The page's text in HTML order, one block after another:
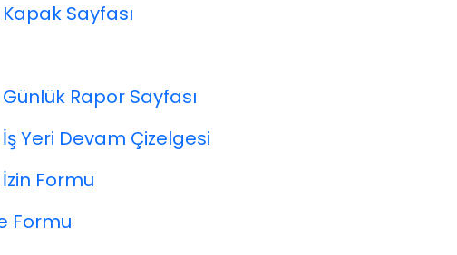
Sayfası
Rapor Sayfası
Yeri Devam Çizelgesi
Formu
Formu